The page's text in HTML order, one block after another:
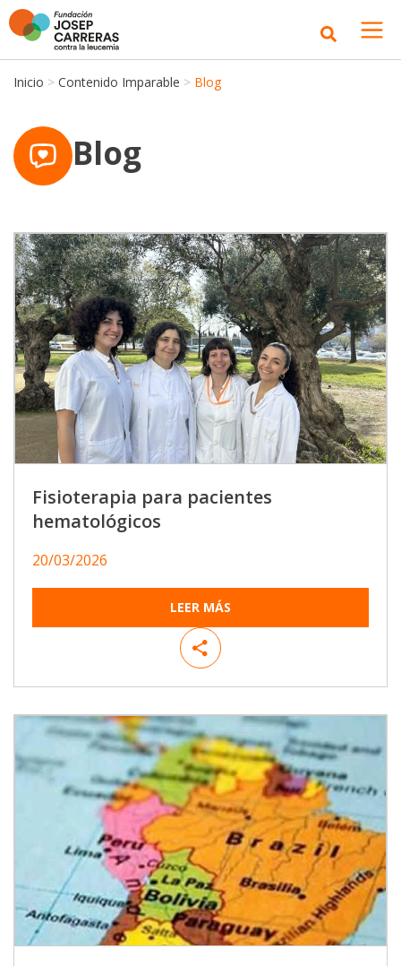
Inicio > Contenido Imparable > Blog
Blog
Fisioterapia para pacientes
hematológicos
20/03/2026
LEER MÁS